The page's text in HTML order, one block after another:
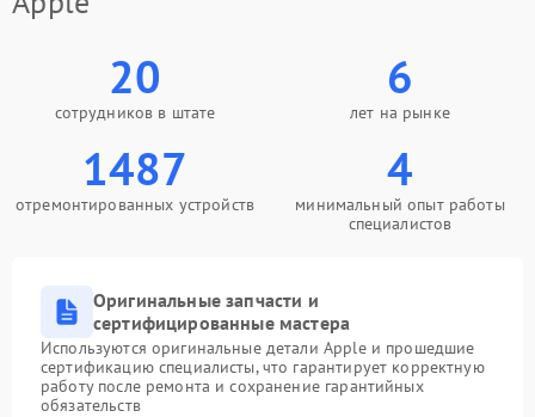
20
сотрудников в штате
6
лет на рынке
1487
отремонтированных устройств
4
минимальный опыт работы
специалистов
Оригинальные запчасти и
сертифицированные мастера
Используются оригинальные детали Apple и прошедшие
сертификацию специалисты, что гарантирует корректную
работу после ремонта и сохранение гарантийных
обязательств